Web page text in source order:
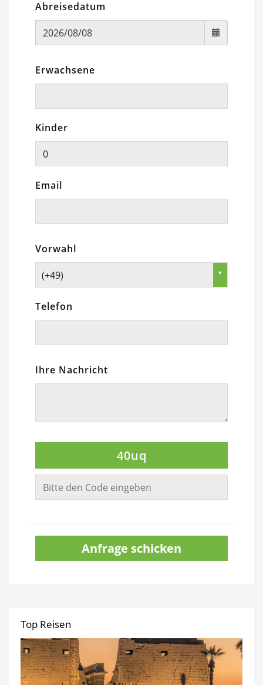
Abreisedatum
Erwachsene
Kinder
Email
Vorwahl
(+49)
Telefon
Ihre Nachricht
40uq
Anfrage schicken
Top Reisen